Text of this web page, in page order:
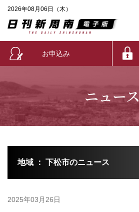
2026年08月06日（木）
お申込み
ニュース
地域 ： 下松市のニュース
2025年03月26日